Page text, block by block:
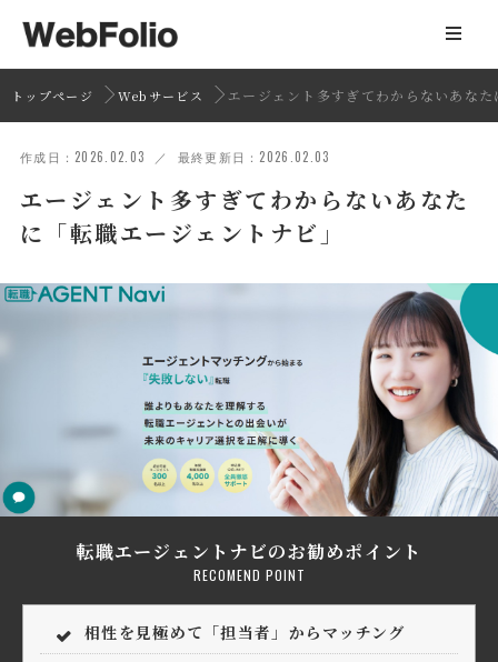
トップページ Webサービス エージェント多すぎてわからないあな
作成日：2026.02.03 ／ 最終更新日：2026.02.03
エージェント多すぎてわからないあなた
に「転職エージェントナビ」
転職エージェントナビのお勧めポイント
RECOMEND POINT
相性を見極めて「担当者」からマッチング